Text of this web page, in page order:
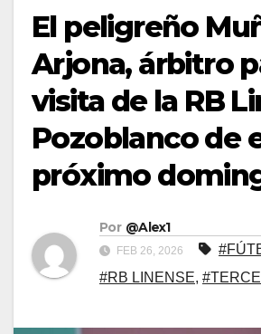
El peligreño
Arjona, árbitro
visita de la RB
Pozoblanco de
próximo
Por @Alex1
FEB 26, 2026
#RB LINENSE,